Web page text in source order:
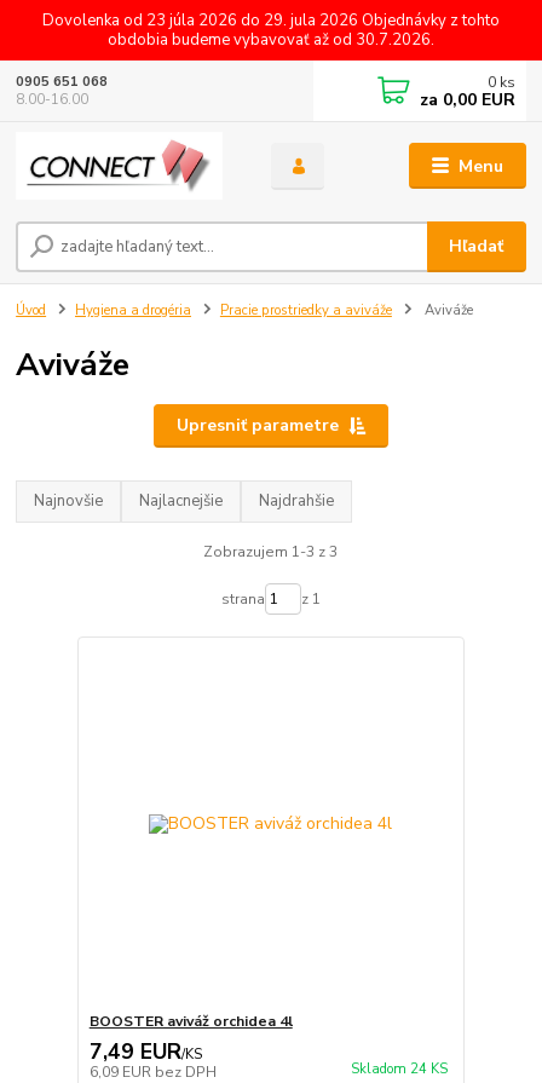
Dovolenka od 23 júla 2026 do 29. jula 2026 Objednávky z tohto
obdobia budeme vybavovať až od 30.7.2026.
Menu
Hľadať
0905 651 068
8.00-16.00
0 ks
za 0,00 EUR
Úvod Hygiena a drogéria Pracie prostriedky a aviváže Aviváže
Aviváže
Upresniť parametre
Najnovšie Najlacnejšie Najdrahšie
Zobrazujem 1-3 z 3
strana z 1
BOOSTER aviváž orchidea 4l
7,49 EUR/KS
6,09 EUR bez DPH Skladom 24 KS